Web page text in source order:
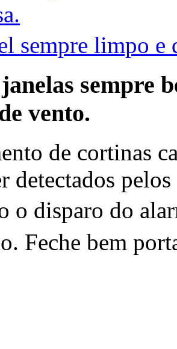
sempre limpo e
sempre
vento.
de cortinas
detectados
o disparo do
Feche bem